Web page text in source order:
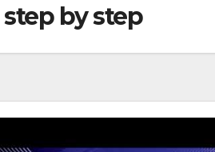
step by step